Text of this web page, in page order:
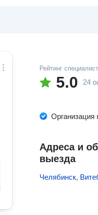
Рейтинг
5.0 24
Организация
Адреса и
выезда
Челябинск,